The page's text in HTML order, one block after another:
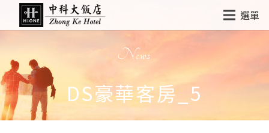
選單
News
DS豪華客房_5